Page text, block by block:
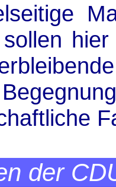
der